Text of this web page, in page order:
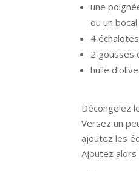
une
ou un
4
2 gousses
huile
Décongelez
Versez un
ajoutez les
Ajoutez alors